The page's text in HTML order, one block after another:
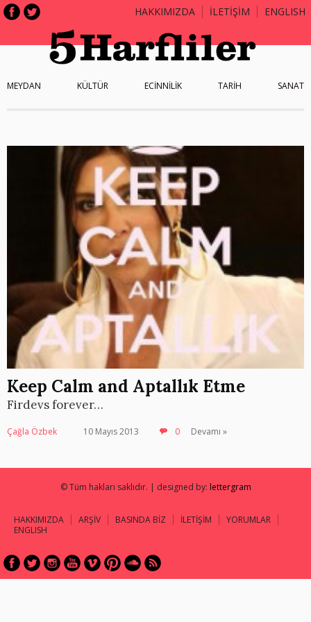
HAKKIMIZDA İLETİŞİM ENGLISH
MEYDAN KÜLTÜR ECİNNİLİK TARİH SANAT
Keep Calm and Aptallık Etme
Firdevs forever…
Çağla Özbek 10 Mayıs 2013 0 Devamı »
© Tüm hakları saklıdır. | designed by: lettergram
HAKKIMIZDA ARŞİV BASINDA BİZ İLETİŞİM
YORUMLAR
ENGLISH